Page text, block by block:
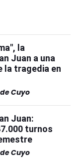
la
Juan a una
la tragedia en
Cuyo
Juan:
turnos
Cuyo